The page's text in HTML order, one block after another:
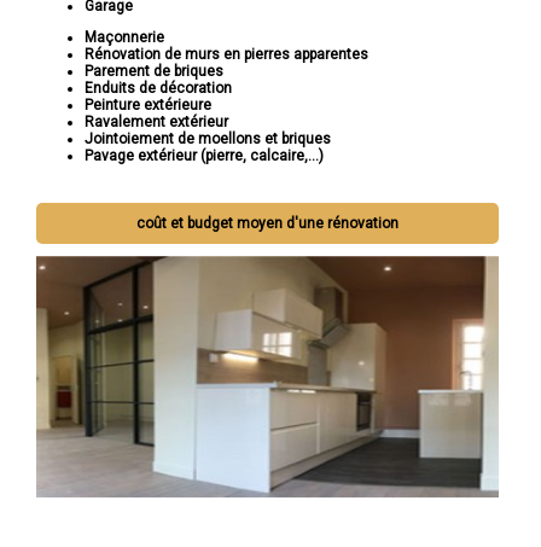
Garage
Maçonnerie
Rénovation de murs en pierres apparentes
Parement de briques
Enduits de décoration
Peinture extérieure
Ravalement extérieur
Jointoiement de moellons et briques
Pavage extérieur (pierre, calcaire,...)
coût et budget moyen d'une rénovation